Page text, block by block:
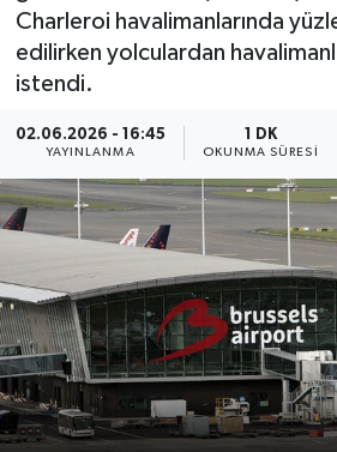
Charleroi havalimanlarında
edilirken yolculardan
istendi.
02.06.2026 - 16:45
YAYINLANMA
1 DK
OKUNMA SÜRESI